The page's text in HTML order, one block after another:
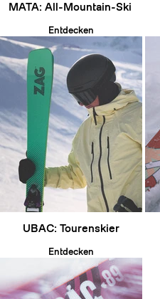
MATA: All-Mountain-Ski
Entdecken
UBAC: Tourenskier
Entdecken